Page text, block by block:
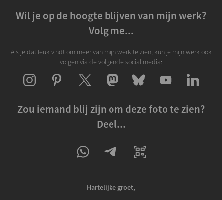
Wil je op de hoogte blijven van mijn werk?
Volg me...
Als je dat leuk vindt om meer van mijn werk te zien, kun je mijn werk ook
volgen via de volgende social media:
Zou iemand blij zijn om deze foto te zien?
Deel...
Hartelijke groet,